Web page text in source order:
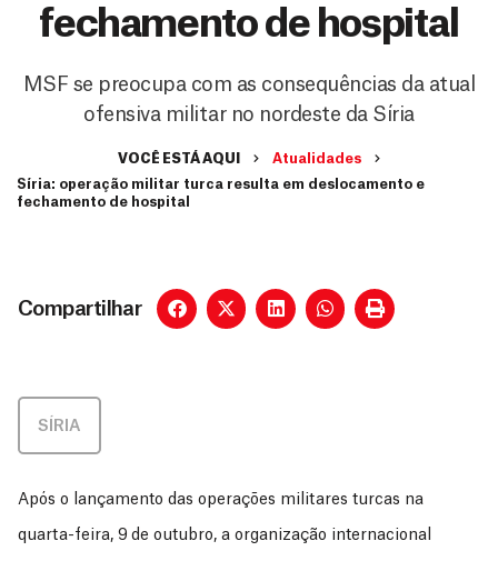
fechamento de hospital
MSF se preocupa com as consequências da atual
ofensiva militar no nordeste da Síria
VOCÊ ESTÁ AQUI
Atualidades
Síria: operação militar turca resulta em deslocamento e
fechamento de hospital
Compartilhar
SÍRIA
Após o lançamento das operações militares turcas na
quarta-feira, 9 de outubro, a organização internacional